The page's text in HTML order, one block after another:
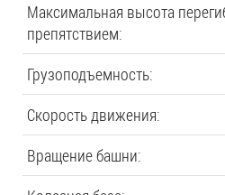
Максимальная высота
препятствием:
Грузоподъемность:
Скорость движения:
Вращение башни: